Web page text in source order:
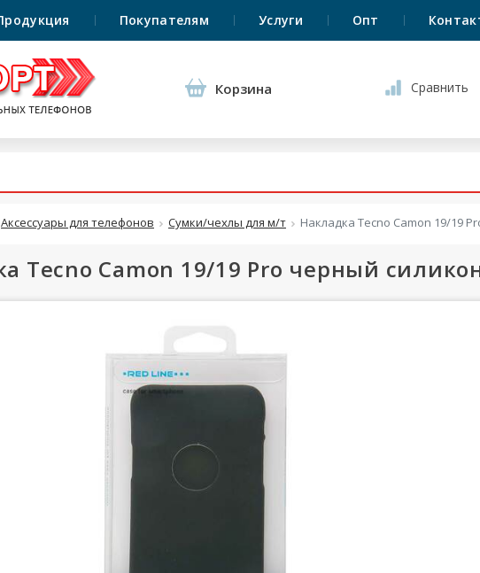
Покупателям Услуги Опт
Корзина Сравнить
Аксессуары для телефонов Сумки/чехлы для м/т Накладка Tecno Camon 19/19
Tecno Camon 19/19 Pro черный